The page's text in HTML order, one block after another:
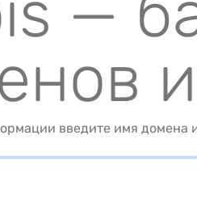
введите имя домена